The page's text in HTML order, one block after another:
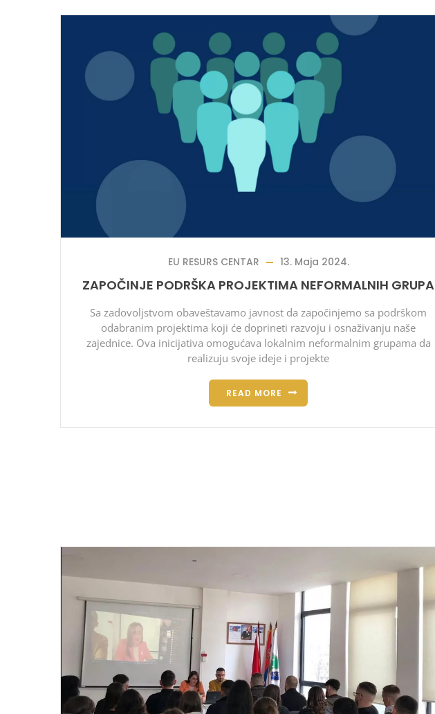
EU RESURS CENTAR 13. Maja 2024.
ZAPOČINJE PODRŠKA PROJEKTIMA NEFORMALNIH GRUPA
Sa zadovoljstvom obaveštavamo javnost da započinjemo sa podrškom
odabranim projektima koji će doprineti razvoju i osnaživanju naše
zajednice. Ova inicijativa omogućava lokalnim neformalnim grupama da
realizuju svoje ideje i projekte
READ MORE